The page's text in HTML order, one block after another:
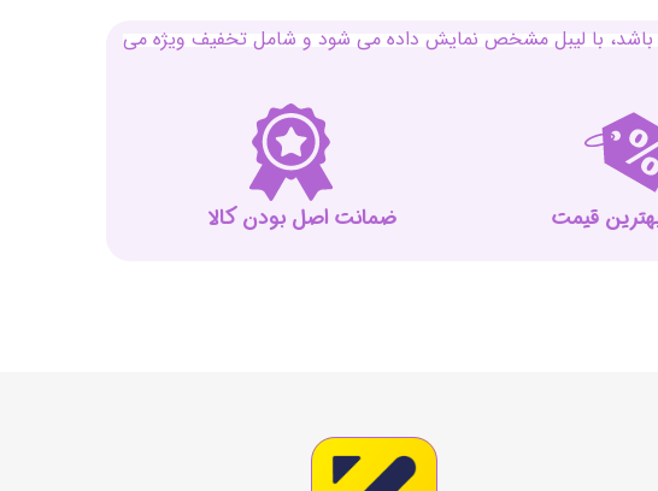
باشد، با لیبل مشخص نمایش داده می شود و شامل تخفیف ویژه می
ضمانت اصل بودن کالا قیمت